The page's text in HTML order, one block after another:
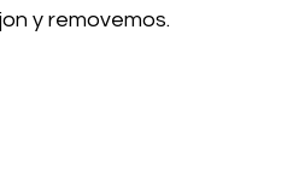
y removemos.